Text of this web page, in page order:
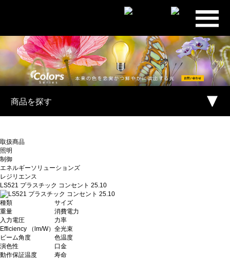
プライ
ム・スタ
ー株式会
商品を探す
取扱商品
照明
制御
エネルギーソリューションズ
レジリエンス
LS521 プラスチック コンセント 25.10
種類
サイズ
重量
消費電力
入力電圧
力率
Efficiency （lm/W） 全光束
ビーム角度
色温度
演色性
口金
動作保証温度
寿命